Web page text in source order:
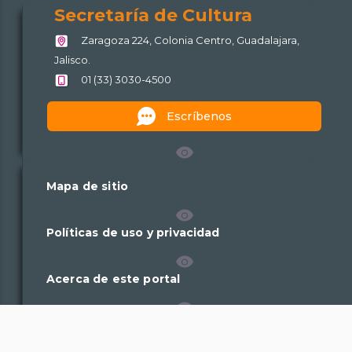
Secretaría
de
Cultura
Secretaría
de
Cultura
Secretaría
de
Cultura
Secretaría de Cultura
Zaragoza 224, Colonia Centro, Guadalajara,
Jalisco.
01 (33) 3030-4500
Escríbenos
Mapa de sitio
Políticas de uso y privacidad
Acerca de este portal